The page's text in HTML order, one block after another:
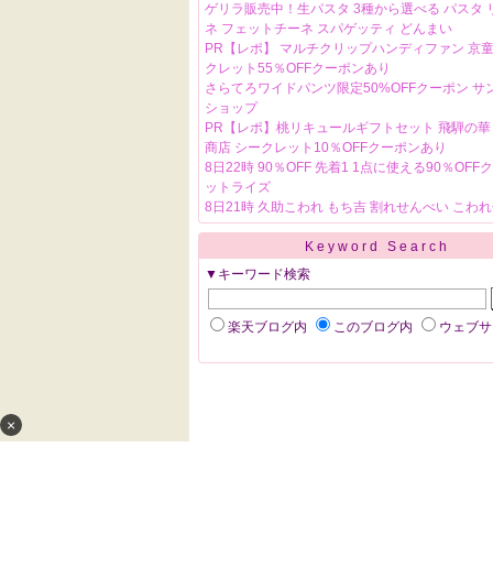
×
ゲリラ販売中！生パスタ 3種から選べる パスタ
ネ フェットチーネ スパゲッティ どんまい
PR【レポ】 マルチクリップハンディファン 京
クレット55％OFFクーポンあり
さらてろワイドパンツ限定50%OFFクーポン サ
ショップ
PR【レポ】桃リキュールギフトセット 飛騨の華
商店 シークレット10％OFFクーポンあり
8日22時 90％OFF 先着1 1点に使える90％OFF
ットライズ
8日21時 久助こわれ もち吉 割れせんべい こわ
Keyword Search
▼キーワード検索
楽天ブログ内 このブログ内 ウェブサ